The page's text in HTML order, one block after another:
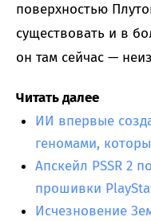
поверхностью
существовать и в
он там сейчас —
Читать далее
ИИ впервые
геномами,
Апскейл PSSR 2
прошивки
Исчезновение